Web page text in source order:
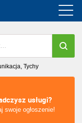
Tychy
usługi?
swoje ogłoszenie!